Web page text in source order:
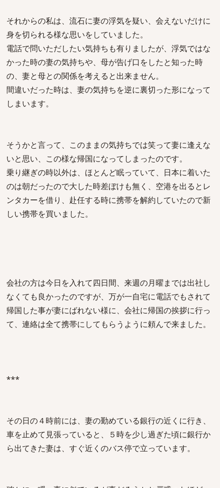
それからの私は、流石に妻の浮気を疑い、会えないだけに
身を切られる様な思いをしていました。
電話で問いただしたい気持ちも有りましたが、浮気ではな
かった時の妻の気持ちや、母が告げ口をしたと知った時
の、妻と母との関係を考えると出来ません。
間違いだった時は、妻の気持ちを逆に裏切った形になって
しまいます。
そうかと言って、このままの気持ちでは笑って妻に逢えな
いと思い、この様な帰国になってしまったのです。
乗り継ぎの時以外は、ほとんど眠っていて、日本に着いた
のは朝だったので大した時差ぼけも無く、空港を出るとレ
ンタカーを借り、赴任する時に携帯を解約していたので新
しい携帯を買いました。
会社の方は今日を入れて四日間、来週の月曜までは出社し
なくても良かったのですが、万が一自宅に電話でもされて
帰国した事が妻にばれない様に、会社に帰国の挨拶に行っ
て、連絡は全て携帯にしてもらうように頼んで来ました。
***
その日の４時前には、妻の勤めている銀行の近くに行き、
車を止めて見張っていると、５時を少し過ぎた頃に銀行か
ら出てきた妻は、すぐ近くのバス停で立っています。